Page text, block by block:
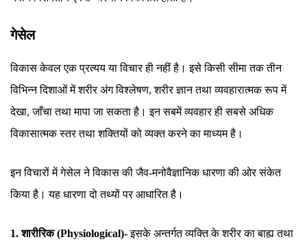
गेसेल
विकास केवल एक प्रत्यय या विचार ही नहीं है। इसे किसी सीमा तक तीन
विभिन्न दिशाओं में शरीर अंग विश्लेषण, शरीर ज्ञान तथा व्यवहारात्मक रूप में
देखा, जाँचा तथा मापा जा सकता है। इन सबमें व्यवहार ही सबसे अधिक
विकासात्मक स्तर तथा शक्तियों को व्यक्त करने का माध्यम है।
इन विचारों में गेसेल ने विकास की जैव-मनोवैज्ञानिक धारणा की ओर संकेत
किया है। यह धारणा दो तथ्यों पर आधारित है।
1. शारीरिक (Physiological)-इसके अन्तर्गत व्यक्ति के शरीर का बाह्य तथा